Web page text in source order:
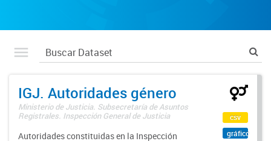
IGJ. Autoridades género
Ministerio de Justicia. Subsecretaría de Asuntos
Registrales. Inspección General de Justicia
Autoridades constituidas en la Inspección
csv
gráfico